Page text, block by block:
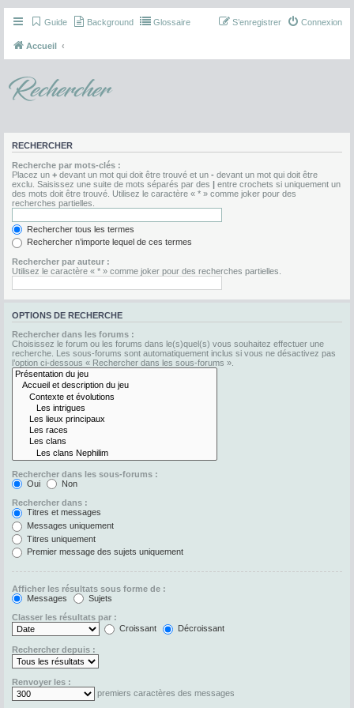
Guide Background Glossaire Connexion
S’enregistrer
Accueil
Rechercher
RECHERCHER
Recherche par mots-clés :
Placez un + devant un mot qui doit être trouvé et un - devant un mot qui doit être
exclu. Saisissez une suite de mots séparés par des | entre crochets si uniquement un
des mots doit être trouvé. Utilisez le caractère « * » comme joker pour des
recherches partielles.
Rechercher tous les termes
Rechercher n’importe lequel de ces termes
Rechercher par auteur :
Utilisez le caractère « * » comme joker pour des recherches partielles.
OPTIONS DE RECHERCHE
Rechercher dans les forums :
Choisissez le forum ou les forums dans le(s)quel(s) vous souhaitez effectuer une
recherche. Les sous-forums sont automatiquement inclus si vous ne désactivez pas
l’option ci-dessous « Rechercher dans les sous-forums ».
Rechercher dans les sous-forums :
Oui
Non
Rechercher dans :
Titres et messages
Messages uniquement
Titres uniquement
Premier message des sujets uniquement
Afficher les résultats sous forme de :
Messages
Sujets
Classer les résultats par :
Croissant
Décroissant
Rechercher depuis :
Renvoyer les :
premiers caractères des messages